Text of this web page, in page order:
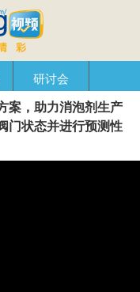
研讨会
企业视窗
案，助力消泡剂生产
门状态并进行预测性